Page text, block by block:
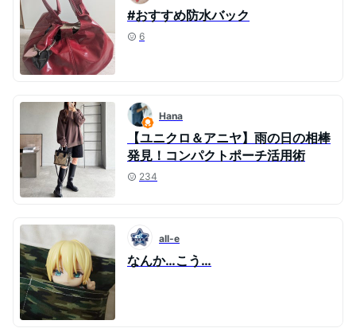
#おすすめ防水バック
6
Hana
【ユニクロ＆アニヤ】雨の日の相棒
発見！コンパクトポーチ活用術
234
all-e
なんか…こう…